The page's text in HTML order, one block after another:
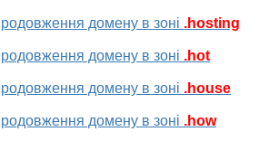
домену в зоні .hosting
домену в зоні .hot
домену в зоні .house
домену в зоні .how